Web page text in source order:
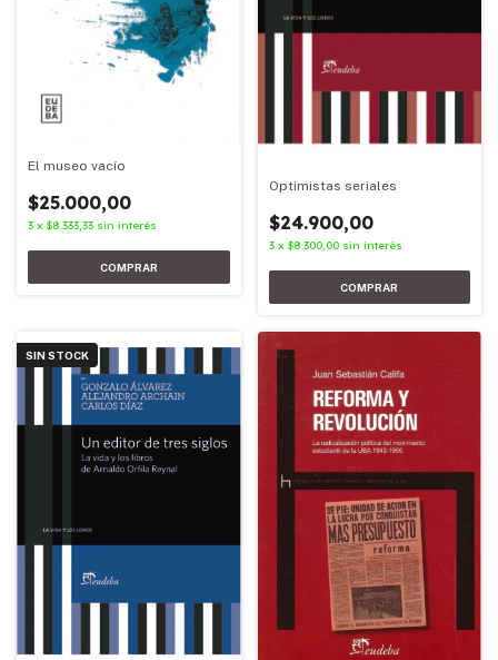
El museo vacío
$25.000,00
3 x $8.333,33 sin interés
Optimistas seriales
$24.900,00
3 x $8.300,00 sin interés
SIN STOCK